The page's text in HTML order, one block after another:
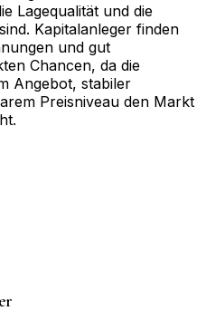
Lagequalität und die
Kapitalanleger finden
und gut
Chancen, da die
Angebot, stabiler
Preisniveau den Markt